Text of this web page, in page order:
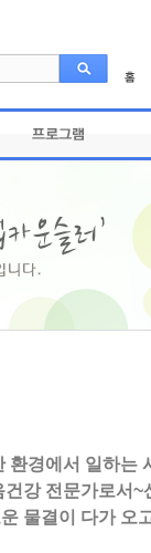
환경에서 일하는
강 전문가로서~
물결이 다가오